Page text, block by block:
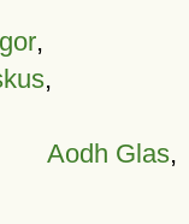
,
,
Aodh Glas,